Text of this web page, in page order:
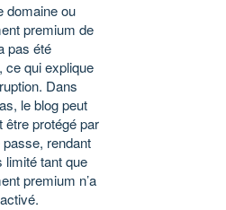
domaine ou
premium de
pas été
ce qui explique
Dans
le blog peut
être protégé par
rendant
limité tant que
premium n’a